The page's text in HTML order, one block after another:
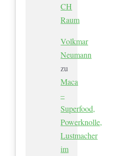
CH
Raum
Volkmar
Neumann
zu
Maca
–
Superfood,
Powerknolle,
Lustmacher
im